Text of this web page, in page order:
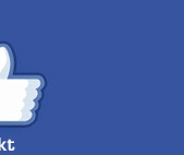
zu
jetzt amtlich
jetzt amtlich
zu